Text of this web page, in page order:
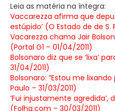
Leia as matéria na íntegra:
Vaccarezza afirma que
estúpido’ (O Estado de de S.
Vacarezza chama Jair
(Portal G1 – 01/04/2011)
Bolsonaro diz que se ‘lixa’
31/04/2011)
Bolsonaro: ”Estou me
Paulo – 31/03/2011)
‘Fui injustamente agredida’,
(Folha.com – 30/03/2011)